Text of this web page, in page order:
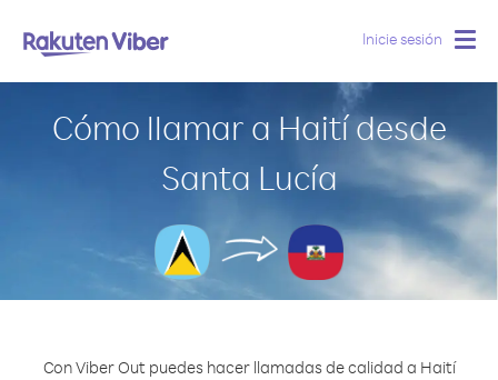
Inicie sesión
Cómo llamar a Haití desde
Santa Lucía
Con Viber Out puedes hacer llamadas de calidad a Haití